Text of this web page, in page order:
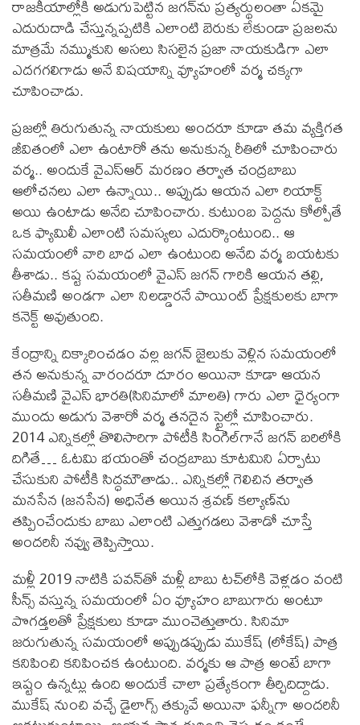
రాజకీయాల్లోకి అడుగుపెట్టిన జగన్‌ను ప్రత్యర్థులంతా ఏకమై
ఎదురుదాడి చేస్తున్నప్పటికి ఎలాంటి బెరుకు లేకుండా ప్రజలను
మాత్రమే నమ్ముకుని అసలు సిసలైన ప్రజా నాయకుడిగా ఎలా
ఎదగగలిగాడు అనే విషయాన్ని వ్యూహంలో వర్మ చక్కగా
చూపించాడు.
ప్రజల్లో తిరుగుతున్న నాయకులు అందరూ కూడా తమ వ్యక్తిగత
జీవితంలో ఎలా ఉంటారో తను అనుకున్న రీతిలో చూపించారు
వర్మ.. అందుకే వైఎస్‌ఆర్‌ మరణం తర్వాత చంద్రబాబు
ఆలోచనలు ఎలా ఉన్నాయి.. అప్పుడు ఆయన ఎలా రియాక్ట్‌
అయి ఉంటాడు అనేది చూపించారు. కుటుంబ పెద్దను కోల్పోతే
ఒక ఫ్యామిలీ ఎలాంటి సమస్యలు ఎదుర్కొంటుంది.. ఆ
సమయంలో వారి బాధ ఎలా ఉంటుంది అనేది వర్మ బయటకు
తీశాడు.. కష్ట సమయంలో వైఎస్‌ జగన్‌ గారికి ఆయన తల్లి,
సతీమణి అండగా ఎలా నిలడ్డారనే పాయింట్‌ ప్రేక్షకులకు బాగా
కనెక్ట్‌ అవుతుంది.
కేంద్రాన్ని దిక్కారించడం వల్ల జగన్‌ జైలుకు వెళ్లిన సమయంలో
తన అనుకున్న వారందరూ దూరం అయినా కూడా ఆయన
సతీమణి వైఎస్‌ భారతి(సినిమాలో మాలతి) గారు ఎలా ధైర్యంగా
ముందు అడుగు వెశారో వర్మ తనదైన స్టైల్లో చూపించారు.
2014 ఎన్నికల్లో తొలిసారిగా పోటీకి సింగిల్‌గానే జగన్‌ బరిలోకి
దిగితే… ఓటమి భయంతో చంద్రబాబు కూటమిని ఏర్పాటు
చేసుకుని పోటీకి సిద్ధమౌతాడు.. ఎన్నికల్లో గెలిచిన తర్వాత
మనసేన (జనసేన) అధినేత అయిన శ్రవణ్‌ కల్యాణ్‌ను
తప్పించేందుకు బాబు ఎలాంటి ఎత్తుగడలు వెశాడో చూస్తే
అందరినీ నవ్వు తెప్పిస్తాయి.
మళ్లీ 2019 నాటికి పవన్‌తో మళ్లీ బాబు టచ్‌లోకి వెళ్లడం వంటి
సీన్స్‌ వస్తున్న సమయంలో ఏం వ్యూహం బాబుగారు అంటూ
పొగడ్తలతో ప్రేక్షకులు కూడా ముంచెత్తుతారు. సినిమా
జరుగుతున్న సమయంలో అప్పుడప్పుడు ముకేష్‌ (లోకేష్‌) పాత్ర
కనిపించి కనిపించక ఉంటుంది. వర్మకు ఆ పాత్ర అంటే బాగా
ఇష్టం ఉన్నట్లు ఉంది అందుకే చాలా ప్రత్యేకంగా తీర్చిదిద్దాడు.
ముకేష్‌ నుంచి వచ్చే డైలాగ్స్‌ తక్కువే అయినా ఫన్నీగా అందరినీ